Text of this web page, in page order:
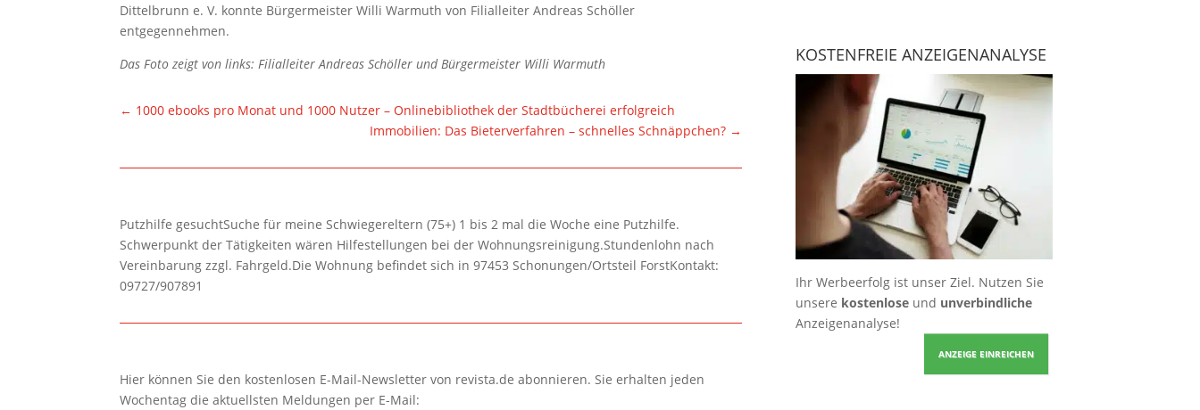
Dittelbrunn e. V. konnte Bürgermeister Willi Warmuth von Filialleiter Andreas Schöller
entgegennehmen.
Das Foto zeigt von links: Filialleiter Andreas Schöller und Bürgermeister Willi Warmuth
← 1000 ebooks pro Monat und 1000 Nutzer – Onlinebibliothek der Stadtbücherei erfolgreich
Immobilien: Das Bieterverfahren – schnelles Schnäppchen? →
Putzhilfe gesuchtSuche für meine Schwiegereltern (75+) 1 bis 2 mal die Woche eine Putzhilfe.
Schwerpunkt der Tätigkeiten wären Hilfestellungen bei der Wohnungsreinigung.Stundenlohn nach
Vereinbarung zzgl. Fahrgeld.Die Wohnung befindet sich in 97453 Schonungen/Ortsteil ForstKontakt:
09727/907891
Hier können Sie den kostenlosen E-Mail-Newsletter von revista.de abonnieren. Sie erhalten jeden
Wochentag die aktuellsten Meldungen per E-Mail:
KOSTENFREIE ANZEIGENANALYSE
Ihr Werbeerfolg ist unser Ziel. Nutzen Sie
unsere kostenloseund unverbindliche
Anzeigenanalyse!
ANZEIGE EINREICHEN